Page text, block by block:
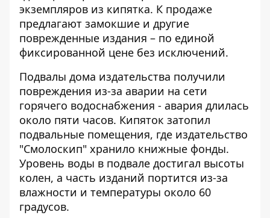
экземпляров из кипятка. К продаже
предлагают замокшие и другие
поврежденные издания – по единой
фиксированной цене без исключений.
Подвалы дома издательства получили
повреждения из-за аварии на сети
горячего водоснабжения - авария длилась
около пяти часов. Кипяток затопил
подвальные помещения, где издательство
"Смолоскип" хранило книжные фонды.
Уровень воды в подвале достигал высоты
колен, а часть изданий портится из-за
влажности и температуры около 60
градусов.